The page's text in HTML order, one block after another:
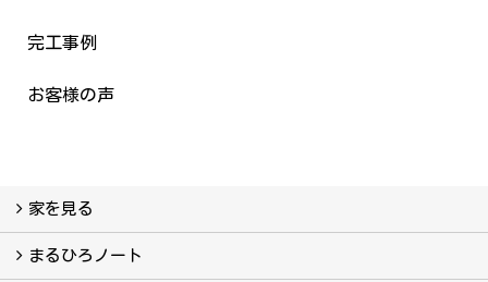
完工事例
お客様の声
家を見る
フォトギャラリー
現場レポート
完工事例
お客様の声
まるひろノート